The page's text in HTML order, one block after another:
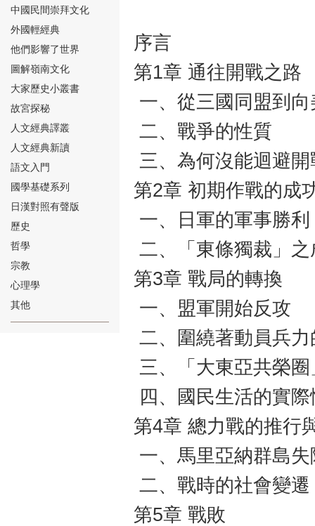
⑯
⑰
⑱
中國民間崇拜文化
外國輕經典
他們影響了世界
圖解嶺南文化
大家歷史小叢書
故宮探秘
人文經典譯叢
人文經典新讀
語文入門
國學基礎系列
日漢對照有聲版
歷史
哲學
宗教
心理學
其他
序言
第1章 通往開戰之路
一、從三國同盟到
二、戰爭的性質
三、為何沒能迴避開
第2章 初期作戰的成
一、日軍的軍事勝利
二、「東條獨裁」之
第3章 戰局的轉換
一、盟軍開始反攻
二、圍繞著動員兵
三、「大東亞共榮
四、國民生活的實
第4章 總力戰的推行
一、馬里亞納群島
二、戰時的社會變遷
第5章 戰敗